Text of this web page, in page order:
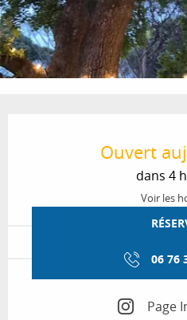
Ouvert
dans 4
Voir les
06 76
Page